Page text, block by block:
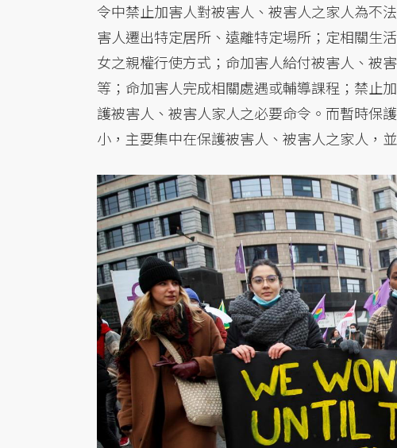
令中禁止加害人對被害人、被害人之家人為不
害人遷出特定居所、遠離特定場所；定相關生
女之親權行使方式；命加害人給付被害人、被
等；命加害人完成相關處遇或輔導課程；禁止
護被害人、被害人家人之必要命令。而暫時保
小，主要集中在保護被害人、被害人之家人，